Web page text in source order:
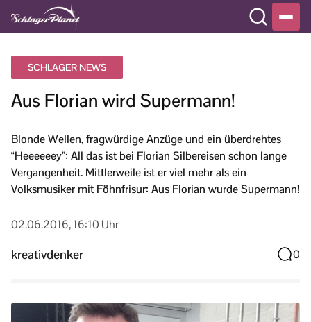
SCHLAGER NEWS
Aus Florian wird Supermann!
Blonde Wellen, fragwürdige Anzüge und ein überdrehtes
“Heeeeeey”: All das ist bei Florian Silbereisen schon lange
Vergangenheit. Mittlerweile ist er viel mehr als ein
Volksmusiker mit Föhnfrisur: Aus Florian wurde Supermann!
02.06.2016, 16:10 Uhr
kreativdenker 0